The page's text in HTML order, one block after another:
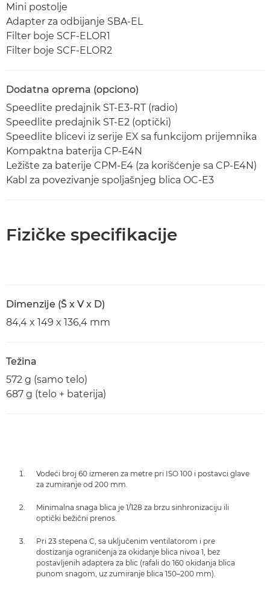
Mini postolje
Adapter za odbijanje SBA-EL
Filter boje SCF-ELOR1
Filter boje SCF-ELOR2
Dodatna oprema (opciono)
Speedlite predajnik ST-E3-RT (radio)
Speedlite predajnik ST-E2 (optički)
Speedlite blicevi iz serije EX sa funkcijom prijemnika
Kompaktna baterija CP-E4N
Ležište za baterije CPM-E4 (za korišćenje sa CP-E4N)
Kabl za povezivanje spoljašnjeg blica OC-E3
Fizičke specifikacije
Dimenzije (Š x V x D)
84,4 x 149 x 136,4 mm
Težina
572 g (samo telo)
687 g (telo + baterija)
Vodeći broj 60 izmeren za metre pri ISO 100 i postavci glave
za zumiranje od 200 mm.
Minimalna snaga blica je 1/128 za brzu sinhronizaciju ili
optički bežični prenos.
Pri 23 stepena C, sa uključenim ventilatorom i pre
dostizanja ograničenja za okidanje blica nivoa 1, bez
postavljenih adaptera za blic (rafali do 160 okidanja blica
punom snagom, uz zumiranje blica 150–200 mm).